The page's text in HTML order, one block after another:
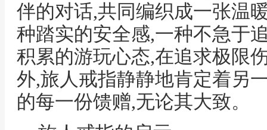
伴的对话,共同编织成一张温
种踏实的安全感,一种不急于
积累的游玩心态,在追求极限
外,旅人戒指静静地肯定着另
的每一份馈赠,无论其大致。